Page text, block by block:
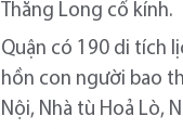
Thăng Long cổ kính.
Quận có 190 di tích
hồn con người bao
Nội, Nhà tù Hoả Lò,